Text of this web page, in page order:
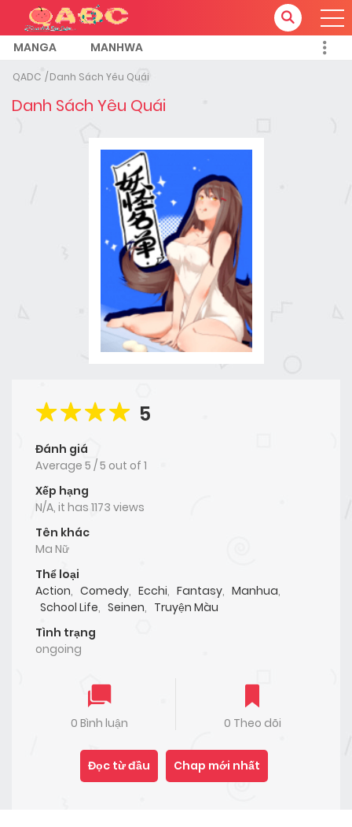
MANGA MANHWA
QADC Danh Sách Yêu Quái
Danh Sách Yêu Quái
5
Đánh giá
Average 5 /5 out of 1
Xếp hạng
N/A, it has 1173 views
Tên khác
Ma Nữ
Thể loại
Action, Comedy, Ecchi, Fantasy, Manhua,
School Life, Seinen, Truyện Màu
Tình trạng
ongoing
0 Bình luận 0 Theo dõi
Đọc từ đầu Chap mới nhất